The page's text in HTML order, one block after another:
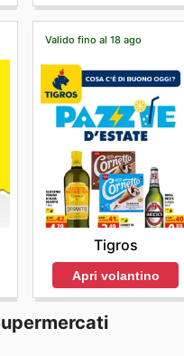
Valido fino al 18 ago
Tigros
Apri volantino